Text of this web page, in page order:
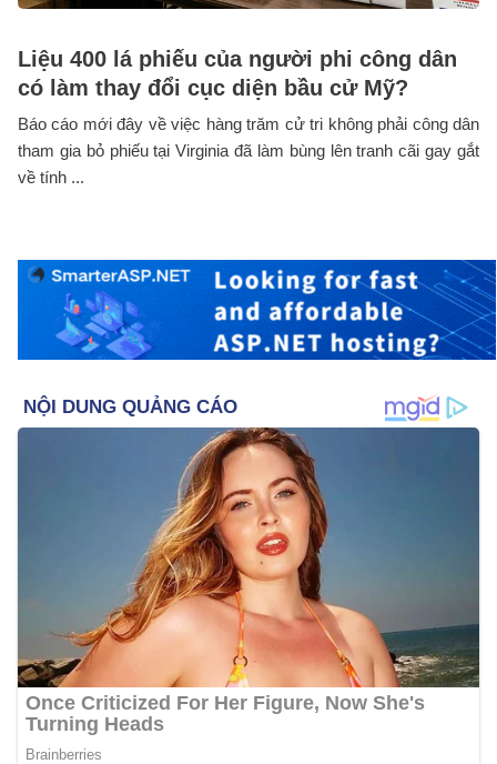
Liệu 400 lá phiếu của người phi công dân
có làm thay đổi cục diện bầu cử Mỹ?
Báo cáo mới đây về việc hàng trăm cử tri không phải công dân
tham gia bỏ phiếu tại Virginia đã làm bùng lên tranh cãi gay gắt
về tính ...